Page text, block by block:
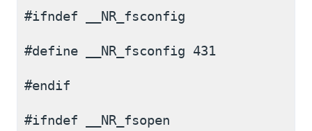
#ifndef __NR_fsconfig
#define __NR_fsconfig 431
#endif
#ifndef __NR_fsopen